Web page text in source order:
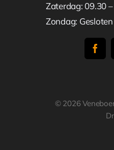
Zaterdag: 09.30
Zondag: Gesloten
© 2026